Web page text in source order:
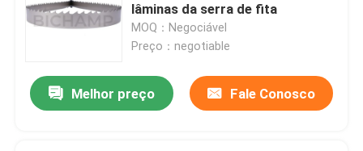
Sobre nós
Controle da qualidade
lâminas da serra de fita
MOQ：Negociável
Preço：negotiable
Melhor preço Fale Conosco